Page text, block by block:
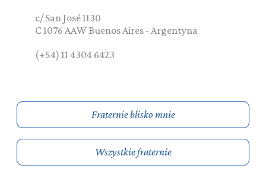
c/ San José 1130
C 1076 AAW Buenos Aires - Argentyna
(+54) 11 4304 6423
Fraternie blisko mnie
Wszystkie fraternie